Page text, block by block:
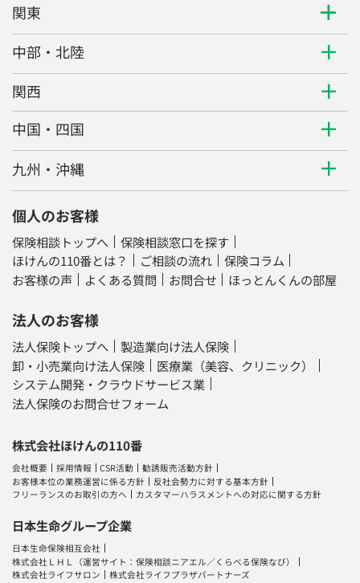
関東
中部・北陸
関西
中国・四国
九州・沖縄
個人のお客様
保険相談トップへ
保険相談窓口を探す
ほけんの110番とは？
ご相談の流れ
保険コラム
お客様の声
よくある質問 お問合せ ほっとんくんの部屋
法人のお客様
法人保険トップへ
製造業向け法人保険
卸・小売業向け法人保険
医療業（美容、クリニック）
システム開発・クラウドサービス業
法人保険のお問合せフォーム
株式会社ほけんの110番
会社概要 採用情報 CSR活動
勧誘販売活動方針
お客様本位の業務運営に係る方針
反社会勢力に対する基本方針
フリーランスのお取引の方へ
カスタマーハラスメントへの対応に関する方針
日本生命グループ企業
日本生命保険相互会社
株式会社ＬＨＬ
（運営サイト：保険相談ニアエル ／ くらべる保険なび）
株式会社ライフサロン
株式会社ライフプラザパートナーズ